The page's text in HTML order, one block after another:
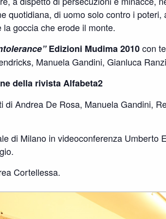
quotidiana, di uomo solo contro i poteri,
la goccia che erode il monte.
Edizioni Mudima 2010con
Manuela Gandini, Gianluca
della rivista Alfabeta2
di Andrea De Rosa, Manuela Gandini,
di Milano in videoconferenza Umberto
Cortellessa.